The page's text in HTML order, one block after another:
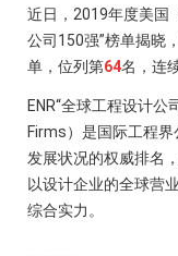
近日，2019年度美国
公司150强”榜单揭晓
单，位列第64名，连
ENR“全球工程设计公
Firms）是国际工程
发展状况的权威排名
以设计企业的全球营
综合实力。